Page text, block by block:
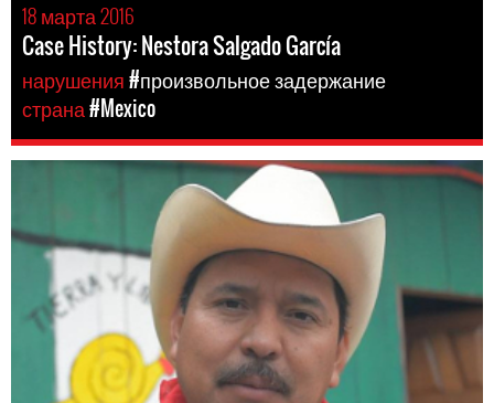
18 марта 2016
Case History: Nestora Salgado García
нарушения#произвольное задержание
страна#Mexico